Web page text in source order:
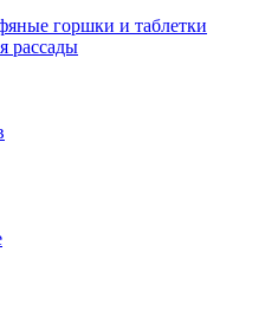
горшки и таблетки
рассады